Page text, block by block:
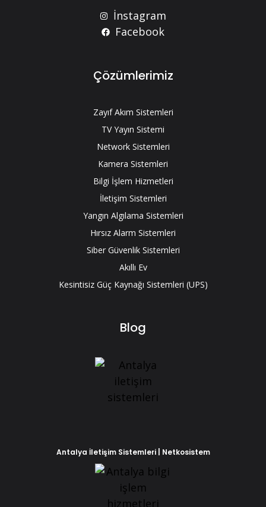
İnstagram
Facebook
Çözümlerimiz
Zayıf Akım Sistemleri
TV Yayın Sistemi
Network Sistemleri
Kamera Sistemleri
Bilgi İşlem Hizmetleri
İletişim Sistemleri
Yangın Algılama Sistemleri
Hırsız Alarm Sistemleri
Siber Güvenlik Sistemleri
Akıllı Ev
Kesintisiz Güç Kaynağı Sistemleri (UPS)
Blog
Antalya İletişim Sistemleri | Netkosistem